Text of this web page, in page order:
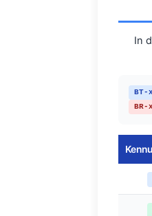
In
BT-
BR-